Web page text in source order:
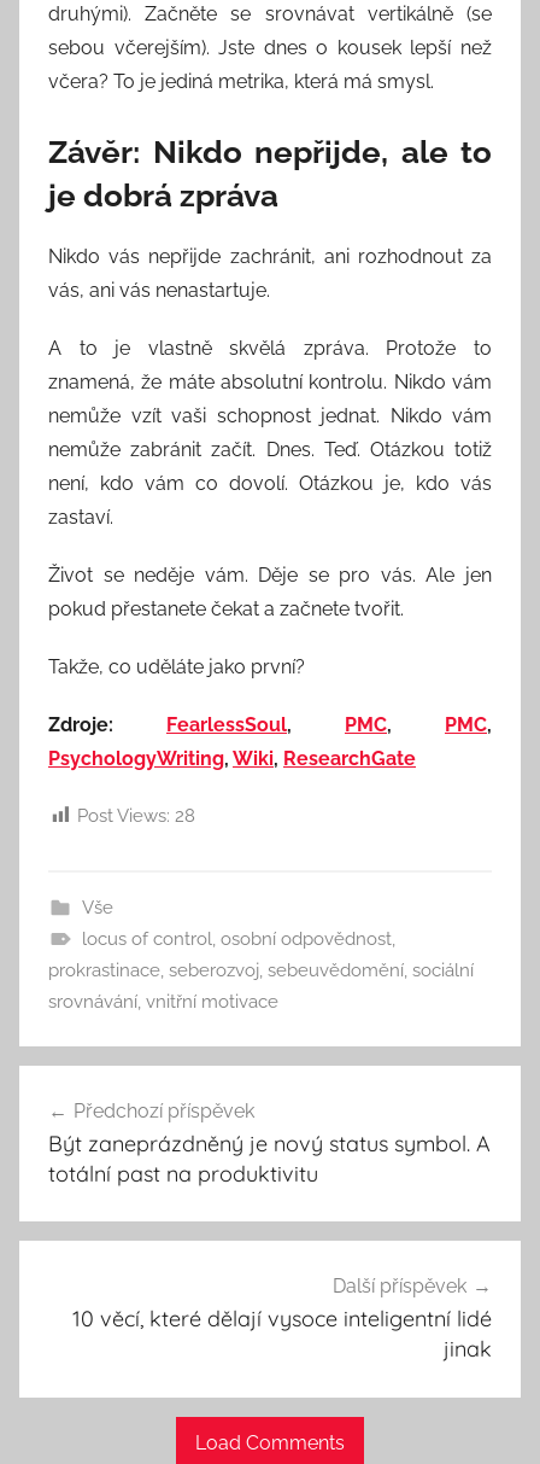
druhými). Začněte se srovnávat vertikálně (se
sebou včerejším). Jste dnes o kousek lepší než
včera? To je jediná metrika, která má smysl.
Závěr: Nikdo nepřijde, ale to
je dobrá zpráva
Nikdo vás nepřijde zachránit, ani rozhodnout za
vás, ani vás nenastartuje.
A to je vlastně skvělá zpráva. Protože to
znamená, že máte absolutní kontrolu. Nikdo vám
nemůže vzít vaši schopnost jednat. Nikdo vám
nemůže zabránit začít. Dnes. Teď. Otázkou totiž
není, kdo vám co dovolí. Otázkou je, kdo vás
zastaví.
Život se neděje vám. Děje se pro vás. Ale jen
pokud přestanete čekat a začnete tvořit.
Takže, co uděláte jako první?
Zdroje: FearlessSoul, PMC, PMC,
PsychologyWriting, Wiki, ResearchGate
Post Views: 28
Vše
locus of control osobní odpovědnost,
prokrastinace seberozvoj sebeuvědomění sociální
srovnávání vnitřní motivace
pro
příspěvek
Předchozí příspěvek
Být zaneprázdněný je nový status symbol. A
totální past na produktivitu
Další příspěvek
10 věcí, které dělají vysoce inteligentní lidé
jinak
Load Comments